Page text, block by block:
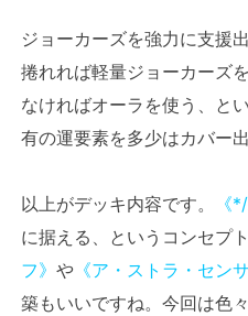
ジョーカーズを強力に支援
捲れれば軽量ジョーカーズ
なければオーラを使う、と
有の運要素を多少はカバー
以上がデッキ内容です。 《
に据える、というコンセプ
フ》 や 《ア・ストラ・センサ
築もいいですね。今回は色